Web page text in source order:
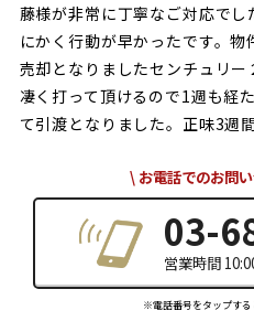
藤様が非常に丁寧なご対応で
にかく行動が早かったです。
売却となりましたセンチュリ
凄く打って頂けるので1週も経
て引渡となりました。正味3週
お電話でのお問
03-
営業時間
※電話番号をタップする